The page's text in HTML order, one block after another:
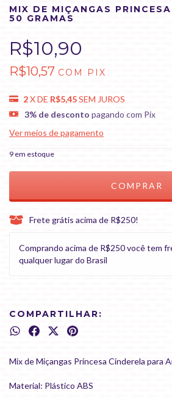
MIX DE MIÇANGAS
50 GRAMAS
R$10,90
R$10,57 COM PIX
2X DE R$5,45SEM JUROS
3% de desconto pagando com Pix
Ver meios de pagamento
9 em estoque
Frete grátis acima de R$250!
Comprando acima de R$250 você tem
qualquer lugar do Brasil
COMPARTILHAR:
Mix de Miçangas Princesa Cinderela para
Material: Plástico ABS